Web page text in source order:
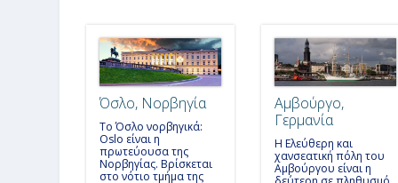
Όσλο, Νορβηγία
Το Όσλο νορβηγικά:
Oslo είναι η
πρωτεύουσα της
Νορβηγίας. Βρίσκεται
στο νότιο τμήμα της
Αμβούργο,
Γερμανία
Η Ελεύθερη και
χανσεατική πόλη του
Αμβούργου είναι η